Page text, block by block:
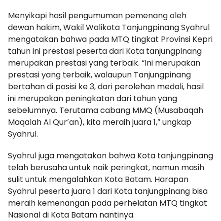
Menyikapi hasil pengumuman pemenang oleh
dewan hakim, Wakil Walikota Tanjungpinang Syahrul
mengatakan bahwa pada MTQ tingkat Provinsi Kepri
tahun ini prestasi peserta dari Kota tanjungpinang
merupakan prestasi yang terbaik. “Ini merupakan
prestasi yang terbaik, walaupun Tanjungpinang
bertahan di posisi ke 3, dari perolehan medali, hasil
ini merupakan peningkatan dari tahun yang
sebelumnya. Terutama cabang MMQ (Musabaqah
Maqalah Al Qur’an), kita meraih juara 1,” ungkap
Syahrul.
Syahrul juga mengatakan bahwa Kota tanjungpinang
telah berusaha untuk naik peringkat, namun masih
sulit untuk mengalahkan Kota Batam. Harapan
Syahrul peserta juara 1 dari Kota tanjungpinang bisa
meraih kemenangan pada perhelatan MTQ tingkat
Nasional di Kota Batam nantinya.